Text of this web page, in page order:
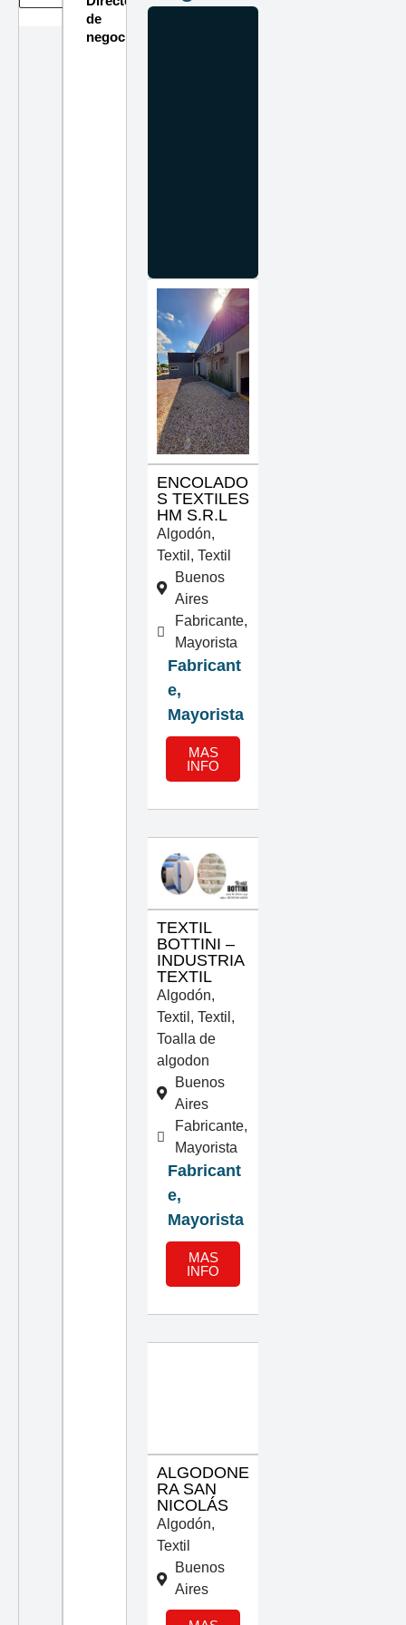
de
negocios
ENCOLADO
S TEXTILES
HM S.R.L
Algodón,
Textil , Textil
Buenos
Aires
Fabricante,
Mayorista
Fabricant
e,
Mayorista
MAS
INFO
TEXTIL
BOTTINI –
INDUSTRIA
TEXTIL
Algodón,
Textil , Textil ,
Toalla de
algodon
Buenos
Aires
Fabricante,
Mayorista
Fabricant
e,
Mayorista
MAS
INFO
ALGODONE
RA SAN
NICOLÁS
Algodón,
Textil
Buenos
Aires